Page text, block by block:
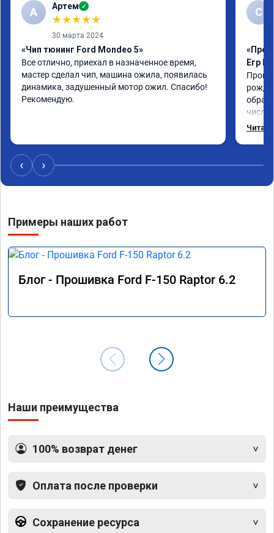
А Артем ✓
★★★★★
30 марта 2024
«Чип тюнинг Ford Mondeo 5»
Все отлично, приехал в назначенное время,
мастер сделал чип, машина ожила, появилась
динамика, задушенный мотор ожил. Спасибо!
Рекомендую.
С
Егр
важно
‹ ›
Примеры наших работ
Блог - Прошивка Ford F-150 Raptor 6.2
Наши преимущества
100% возврат денег
Оплата после проверки
Сохранение ресурса